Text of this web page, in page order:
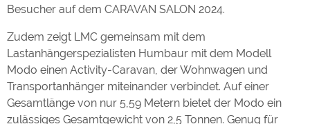
Besucher auf dem CARAVAN SALON 2024.
Zudem zeigt LMC gemeinsam mit dem
Lastanhängerspezialisten Humbaur mit dem Modell
Modo einen Activity-Caravan, der Wohnwagen und
Transportanhänger miteinander verbindet. Auf einer
Gesamtlänge von nur 5,59 Metern bietet der Modo ein
zulässiges Gesamtgewicht von 2,5 Tonnen. Genug für